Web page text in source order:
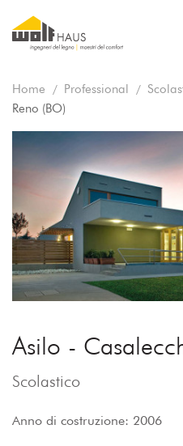
Home Professional
Reno (BO)
Asilo -
Scolastico
Anno di costruzione: 2006